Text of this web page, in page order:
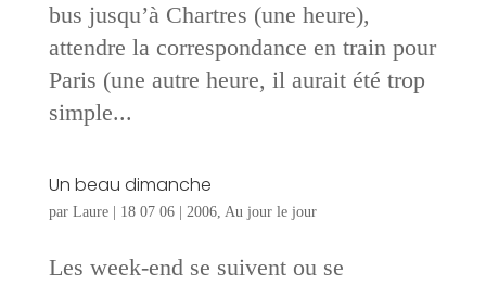
bus jusqu’à Chartres (une heure),
attendre la correspondance en train pour
Paris (une autre heure, il aurait été trop
simple...
Un beau dimanche
par Laure| 18 07 06| 2006, Au jour le jour
Les week-end se suivent ou se